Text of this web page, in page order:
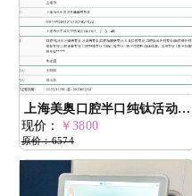
上海美奥口腔半口纯钛活动假
牙2026年收费参考：3800-7200
元/半口，费用明细与适配方案
解析
现价： ￥3800
原价：6574